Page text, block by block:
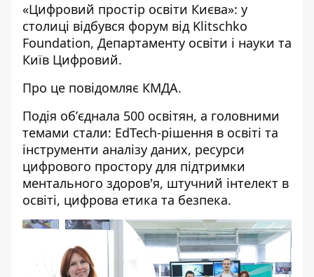
«Цифровий простір освіти Києва»: у
столиці відбувся форум від Klitschko
Foundation, Департаменту освіти і науки та
Київ Цифровий.
Про це повідомляє КМДА.
Подія обʼєднала 500 освітян, а головними
темами стали: EdTech-рішення в освіті та
інструменти аналізу даних, ресурси
цифрового простору для підтримки
ментального здоров'я, штучний інтелект в
освіті, цифрова етика та безпека.